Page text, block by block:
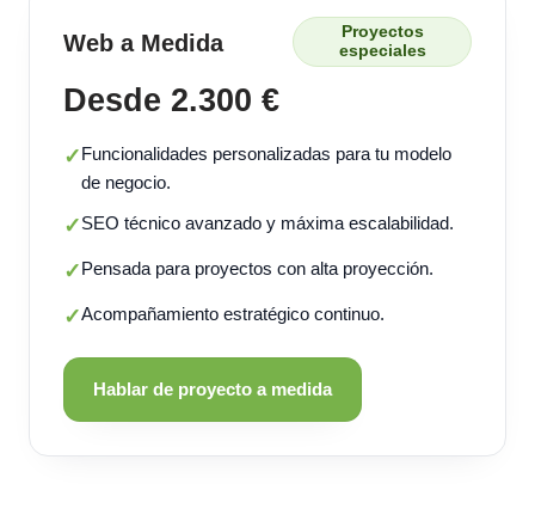
Web a Medida
Proyectos
especiales
Desde 2.300 €
✓Funcionalidades personalizadas para tu modelo
de negocio.
✓SEO técnico avanzado y máxima escalabilidad.
✓Pensada para proyectos con alta proyección.
✓Acompañamiento estratégico continuo.
Hablar de proyecto a medida